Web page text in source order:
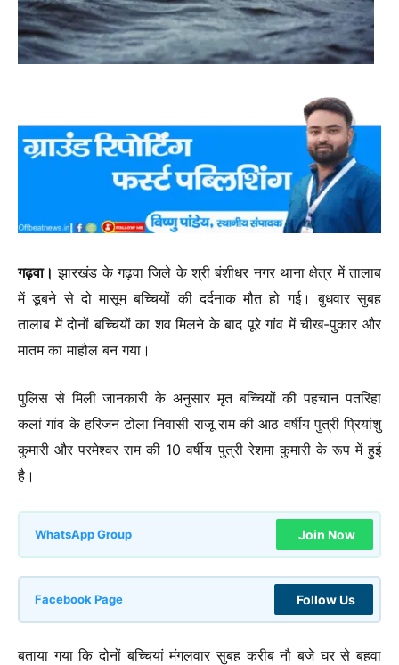
गढ़वा। झारखंड के गढ़वा जिले के श्री बंशीधर नगर थाना क्षेत्र में तालाब
में डूबने से दो मासूम बच्चियों की दर्दनाक मौत हो गई। बुधवार सुबह
तालाब में दोनों बच्चियों का शव मिलने के बाद पूरे गांव में चीख-पुकार और
मातम का माहौल बन गया।
पुलिस से मिली जानकारी के अनुसार मृत बच्चियों की पहचान पतरिहा
कलां गांव के हरिजन टोला निवासी राजू राम की आठ वर्षीय पुत्री प्रियांशु
कुमारी और परमेश्वर राम की 10 वर्षीय पुत्री रेशमा कुमारी के रूप में हुई
है।
WhatsApp Group Join Now
Facebook Page Follow Us
बताया गया कि दोनों बच्चियां मंगलवार सुबह करीब नौ बजे घर से बहवा